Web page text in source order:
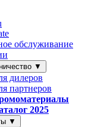
обслуживание
▼
дилеров
партнеров
2025
▼